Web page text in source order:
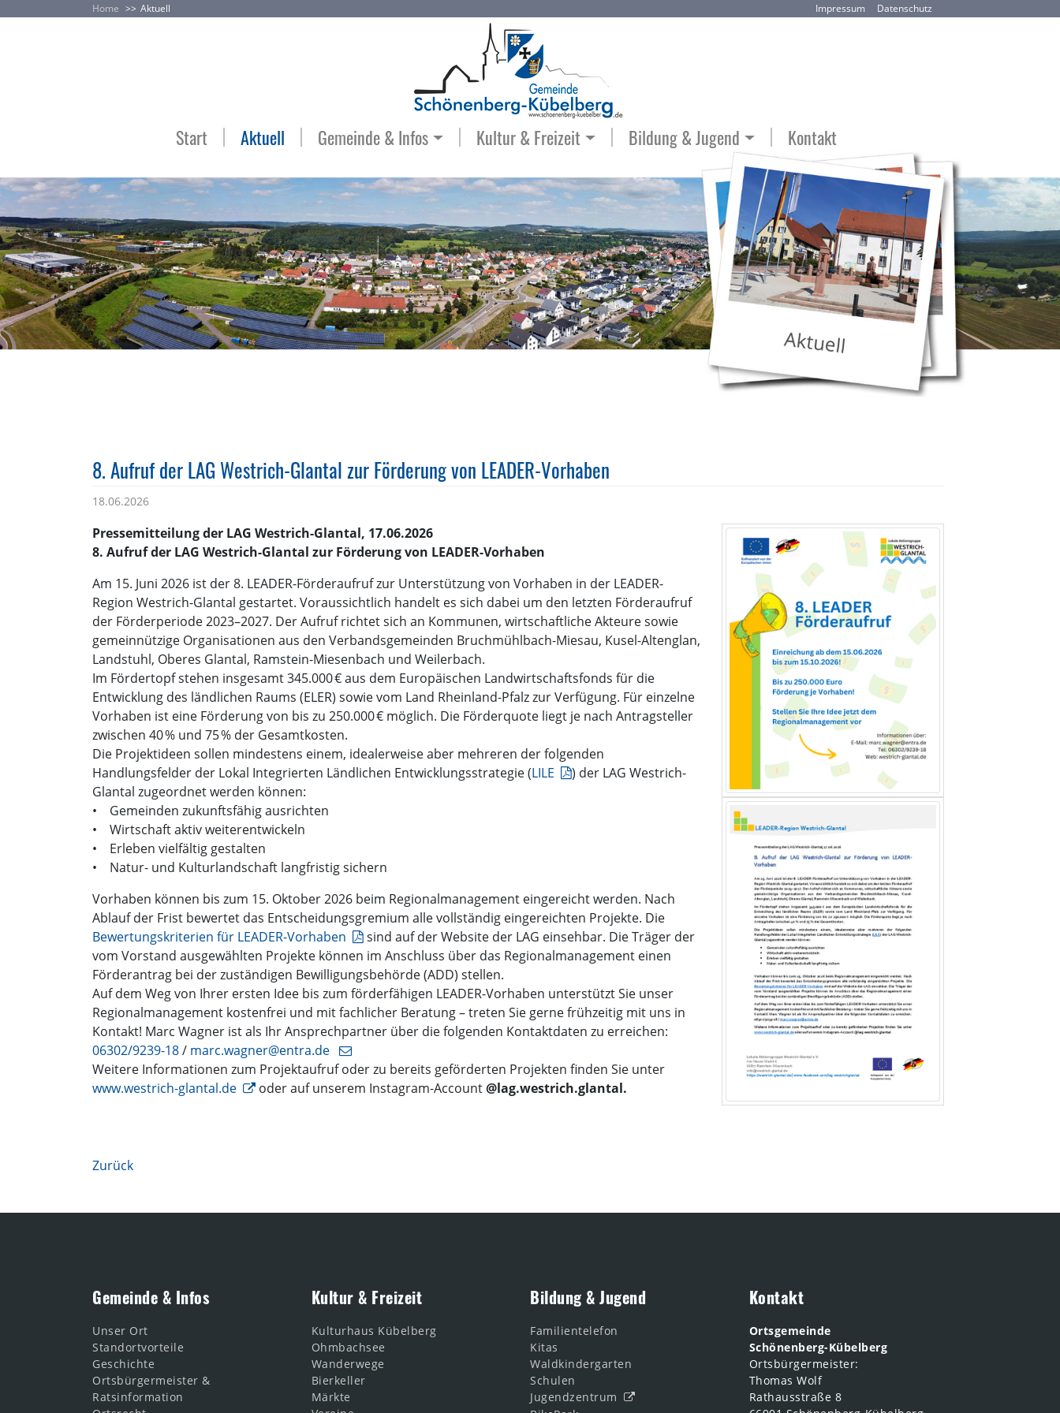
Home Aktuell Impressum Datenschutz
Start Aktuell Gemeinde & Infos Kultur & Freizeit Bildung & Jugend Kontakt
8. Aufruf der LAG Westrich-Glantal zur Förderung von LEADER-Vorhaben
18.06.2026
Pressemitteilung der LAG Westrich-Glantal, 17.06.2026
8. Aufruf der LAG Westrich-Glantal zur Förderung von LEADER-Vorhaben
Am 15. Juni 2026 ist der 8. LEADER-Förderaufruf zur Unterstützung von Vorhaben in der LEADER-
Region Westrich-Glantal gestartet. Voraussichtlich handelt es sich dabei um den letzten Förderaufruf
der Förderperiode 2023–2027. Der Aufruf richtet sich an Kommunen, wirtschaftliche Akteure sowie
gemeinnützige Organisationen aus den Verbandsgemeinden Bruchmühlbach-Miesau, Kusel-Altenglan,
Landstuhl, Oberes Glantal, Ramstein-Miesenbach und Weilerbach.
Im Fördertopf stehen insgesamt 345.000 € aus dem Europäischen Landwirtschaftsfonds für die
Entwicklung des ländlichen Raums (ELER) sowie vom Land Rheinland-Pfalz zur Verfügung. Für einzelne
Vorhaben ist eine Förderung von bis zu 250.000 € möglich. Die Förderquote liegt je nach Antragsteller
zwischen 40 % und 75 % der Gesamtkosten.
Die Projektideen sollen mindestens einem, idealerweise aber mehreren der folgenden
Handlungsfelder der Lokal Integrierten Ländlichen Entwicklungsstrategie (LILE
) der LAG Westrich-
Glantal zugeordnet werden können:
• Gemeinden zukunftsfähig ausrichten
• Wirtschaft aktiv weiterentwickeln
• Erleben vielfältig gestalten
• Natur- und Kulturlandschaft langfristig sichern
Vorhaben können bis zum 15. Oktober 2026 beim Regionalmanagement eingereicht werden. Nach
Ablauf der Frist bewertet das Entscheidungsgremium alle vollständig eingereichten Projekte. Die
Bewertungskriterien für LEADER-Vorhaben
sind auf der Website der LAG einsehbar. Die Träger der
vom Vorstand ausgewählten Projekte können im Anschluss über das Regionalmanagement einen
Förderantrag bei der zuständigen Bewilligungsbehörde (ADD) stellen.
Auf dem Weg von Ihrer ersten Idee bis zum förderfähigen LEADER-Vorhaben unterstützt Sie unser
Regionalmanagement kostenfrei und mit fachlicher Beratung – treten Sie gerne frühzeitig mit uns in
Kontakt! Marc Wagner ist als Ihr Ansprechpartner über die folgenden Kontaktdaten zu erreichen:
06302/9239-18/ marc.wagner@entra.de
Weitere Informationen zum Projektaufruf oder zu bereits geförderten Projekten finden Sie unter
www.westrich-glantal.de
oder auf unserem Instagram-Account@lag.westrich.glantal.
Zurück
Gemeinde & Infos
Unser Ort
Standortvorteile
Geschichte
Ortsbürgermeister &
Ratsinformation
Kultur & Freizeit
Kulturhaus Kübelberg
Ohmbachsee
Wanderwege
Bierkeller
Märkte
Bildung & Jugend
Familientelefon
Kitas
Waldkindergarten
Schulen
Jugendzentrum
Kontakt
Ortsgemeinde
Schönenberg-Kübelberg
Ortsbürgermeister:
Thomas Wolf
Rathausstraße 8